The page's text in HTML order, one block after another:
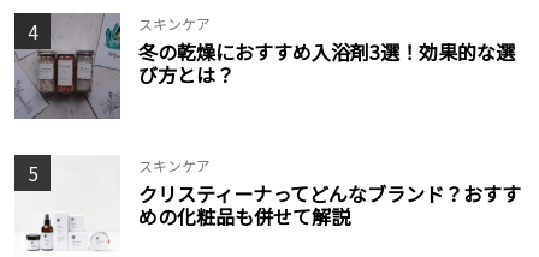
4 スキンケア
冬の乾燥におすすめ入浴剤3選！効果的な選
び方とは？
5 スキンケア
クリスティーナってどんなブランド？おすす
めの化粧品も併せて解説